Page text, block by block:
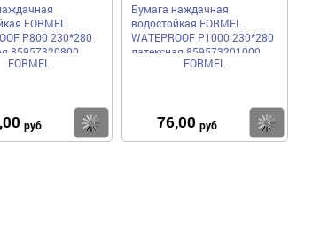
FORMEL
Р800 230*280
85957320800
FORMEL
руб Купить
Бумага наждачная
водостойкая FORMEL
WATEPROOF Р1000 230*280
латексная 859573201000
FORMEL
76,00 руб